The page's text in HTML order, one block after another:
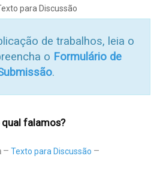
para Discussão
de trabalhos, leia o
o Formulário de
.
qual falamos?
Texto para Discussão